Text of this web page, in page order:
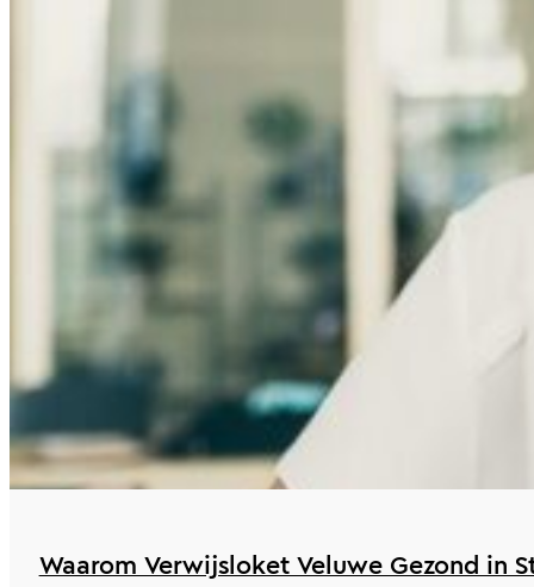
Waarom Verwijsloket Veluwe Gezond in